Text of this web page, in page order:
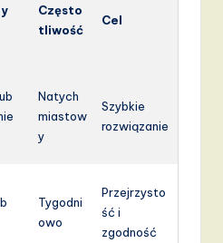
Często
tliwość
Cel
Natych
miastow
y
Szybkie
rozwiązanie
Tygodni
owo
Przejrzysto
ść i
zgodność